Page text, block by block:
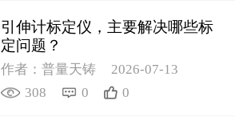
引伸计标定仪，主要解决哪些标
定问题？
作者：普量天铸
2026-07-13
308
0 0